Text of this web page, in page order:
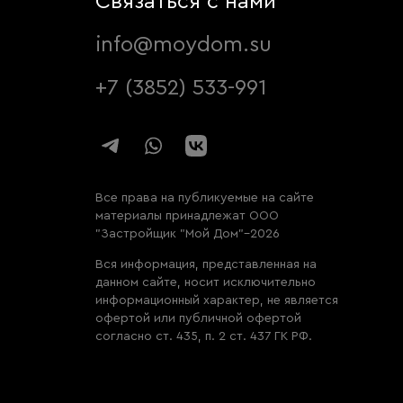
info@moydom.su
+7 (3852) 533-991
Все права на публикуемые на сайте
материалы принадлежат ООО
"Застройщик "Мой Дом"–2026
Вся информация, представленная на
данном сайте, носит исключительно
информационный характер, не является
офертой или публичной офертой
согласно ст. 435, п. 2 ст. 437 ГК РФ.